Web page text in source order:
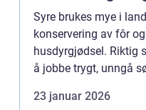
Syre brukes mye i
konservering av fôr
husdyrgjødsel. Riktig
å jobbe trygt, unngå
uforutsigbar effekt o...
23 januar 2026